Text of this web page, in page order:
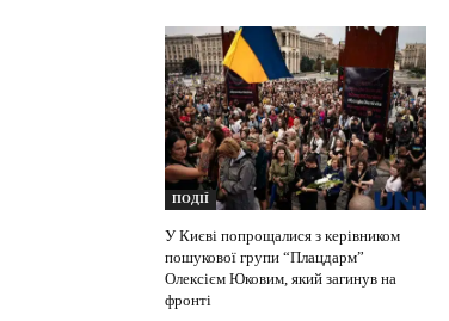
ПОДІЇ
У Києві попрощалися з керівником
пошукової групи “Плацдарм”
Олексієм Юковим, який загинув на
фронті